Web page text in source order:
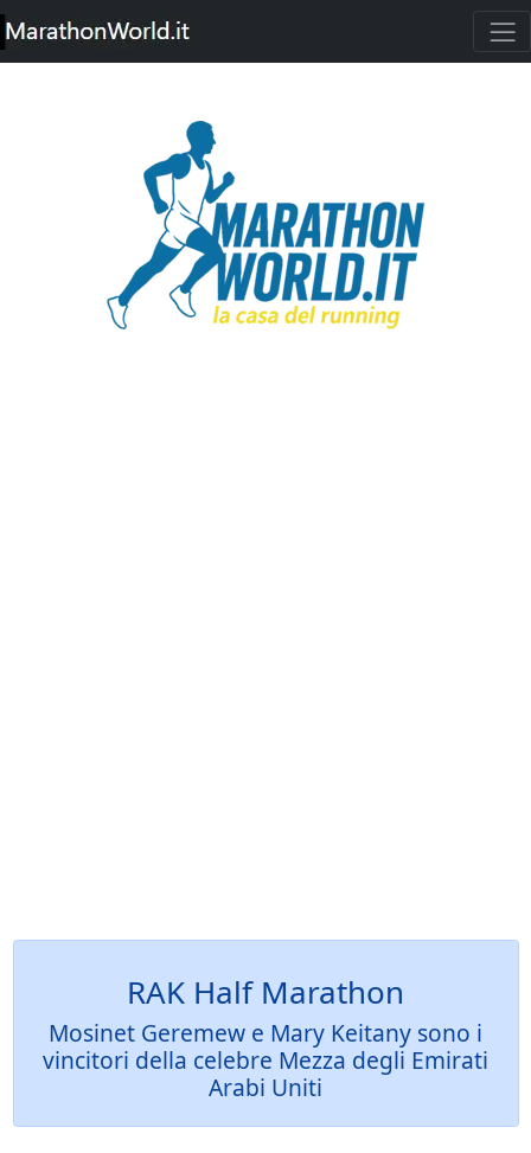
RAK Half Marathon
Mosinet Geremew e Mary Keitany sono i
vincitori della celebre Mezza degli Emirati
Arabi Uniti